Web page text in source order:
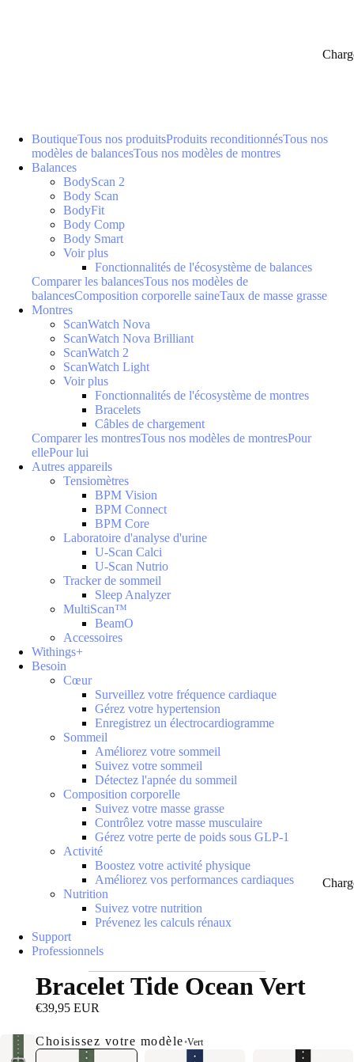
BoutiqueTous nos produitsProduits reconditionnésTous nos
modèles de balancesTous nos modèles de montres
Balances
BodyScan 2
Body Scan
BodyFit
Body Comp
Body Smart
Voir plus
Fonctionnalités de l'écosystème de balances
Comparer les balancesTous nos modèles de
balancesComposition corporelle saineTaux de masse grasse
Montres
ScanWatch Nova
ScanWatch Nova Brilliant
ScanWatch 2
ScanWatch Light
Voir plus
Fonctionnalités de l'écosystème de montres
Bracelets
Câbles de chargement
Comparer les montresTous nos modèles de montresPour
ellePour lui
Autres appareils
Tensiomètres
BPM Vision
BPM Connect
BPM Core
Laboratoire d'analyse d'urine
U-Scan Calci
U-Scan Nutrio
Tracker de sommeil
Sleep Analyzer
MultiScan™
BeamO
Accessoires
Withings+
Besoin
Cœur
Surveillez votre fréquence cardiaque
Gérez votre hypertension
Enregistrez un électrocardiogramme
Sommeil
Améliorez votre sommeil
Suivez votre sommeil
Détectez l'apnée du sommeil
Composition corporelle
Suivez votre masse grasse
Contrôlez votre masse musculaire
Gérez votre perte de poids sous GLP-1
Activité
Boostez votre activité physique
Améliorez vos performances cardiaques
Nutrition
Suivez votre nutrition
Prévenez les calculs rénaux
Support
Professionnels
Bracelet Tide Ocean Vert
€39,95 EUR
Choisissez votre modèle•Vert